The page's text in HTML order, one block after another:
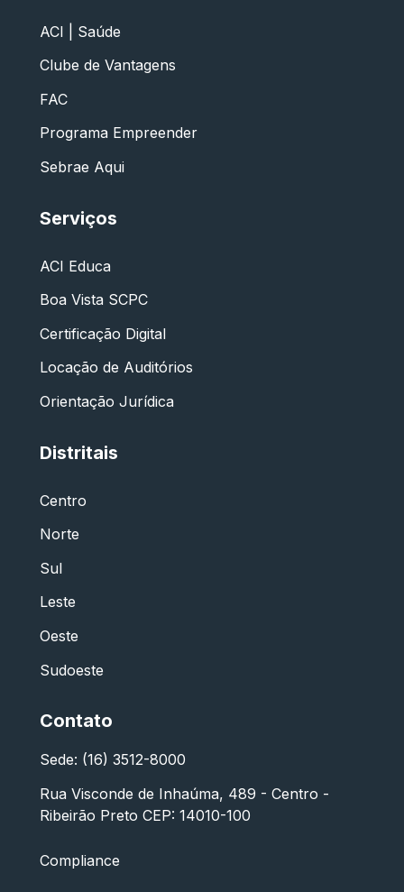
ACI | Saúde
Clube de Vantagens
FAC
Programa Empreender
Sebrae Aqui
Serviços
ACI Educa
Boa Vista SCPC
Certificação Digital
Locação de Auditórios
Orientação Jurídica
Distritais
Centro
Norte
Sul
Leste
Oeste
Sudoeste
Contato
Sede: (16) 3512-8000
Rua Visconde de Inhaúma, 489 - Centro -
Ribeirão Preto CEP: 14010-100
Compliance